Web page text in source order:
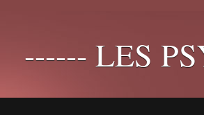
------ LES